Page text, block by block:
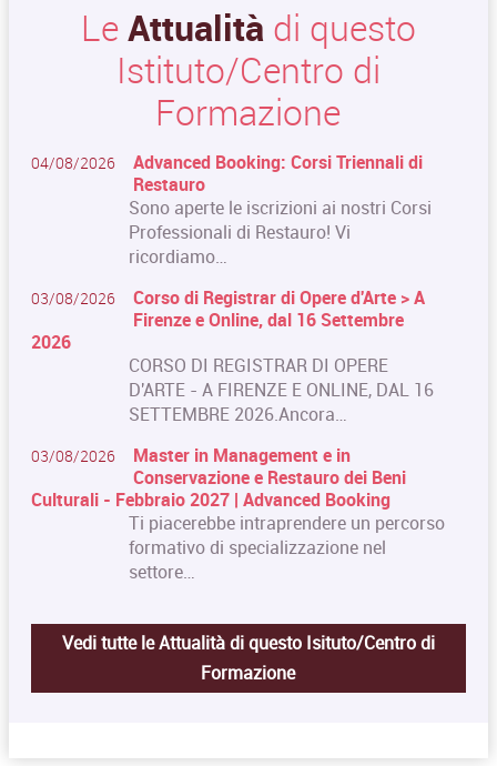
LeAttualità di questo
Istituto/Centro di
Formazione
04/08/2026
Advanced Booking: Corsi Triennali di
Restauro
Sono aperte le iscrizioni ai nostri Corsi
Professionali di Restauro! Vi
ricordiamo…
03/08/2026
Corso di Registrar di Opere d'Arte > A
Firenze e Online, dal 16 Settembre
2026
CORSO DI REGISTRAR DI OPERE
D'ARTE - A FIRENZE E ONLINE, DAL 16
SETTEMBRE 2026.Ancora…
03/08/2026
Master in Management e in
Conservazione e Restauro dei Beni
Culturali - Febbraio 2027 | Advanced Booking
Ti piacerebbe intraprendere un percorso
formativo di specializzazione nel
settore…
Vedi tutte le Attualità di questo Isituto/Centro di
Formazione